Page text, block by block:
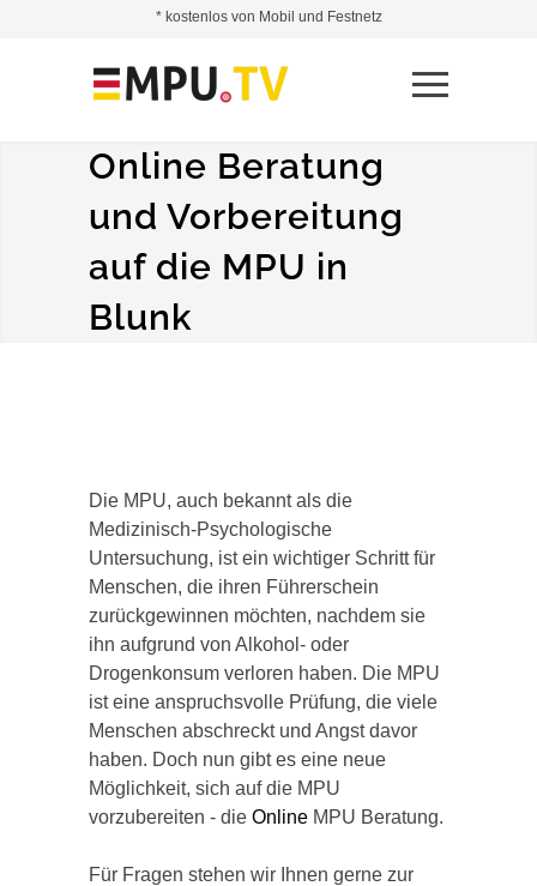
Online Beratung
und Vorbereitung
auf die MPU in
Blunk
Die MPU, auch bekannt als die
Medizinisch-Psychologische
Untersuchung, ist ein wichtiger Schritt für
Menschen, die ihren Führerschein
zurückgewinnen möchten, nachdem sie
ihn aufgrund von Alkohol- oder
Drogenkonsum verloren haben. Die MPU
ist eine anspruchsvolle Prüfung, die viele
Menschen abschreckt und Angst davor
haben. Doch nun gibt es eine neue
Möglichkeit, sich auf die MPU
vorzubereiten - die Online MPU Beratung.
Für Fragen stehen wir Ihnen gerne zur
* kostenlos von Mobil und Festnetz